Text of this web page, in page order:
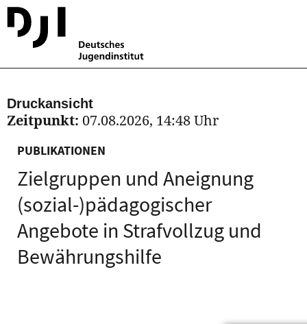
Druckansicht
Zeitpunkt: 07.08.2026, 14:48 Uhr
PUBLIKATIONEN
Zielgruppen und Aneignung
(sozial-)pädagogischer
Angebote in Strafvollzug und
Bewährungshilfe